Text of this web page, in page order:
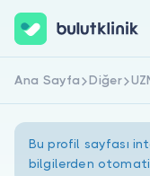
Hemen
Ana Sayfa Diğer
Bu profil sayfası
bilgilerden